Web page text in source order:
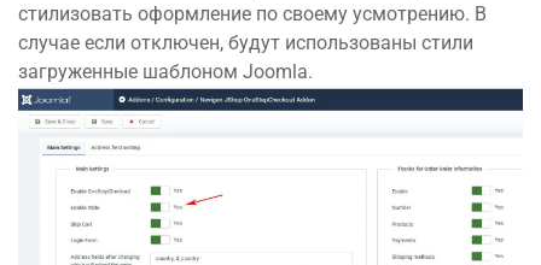
стилизовать оформление по своему усмотрению. В
случае если отключен, будут использованы стили
загруженные шаблоном Joomla.